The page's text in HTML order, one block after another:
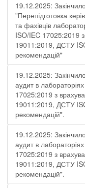
19.12.2025:
"Перепідготовка
та фахівців
ISO/IEC 17025:2019
19011:2019, ДСТУ
рекомендацій"
19.12.2025:
аудит в
17025:2019 з
19011:2019, ДСТУ
рекомендацій".
19.12.2025:
аудит в
17025:2019 з
19011:2019, ДСТУ
рекомендацій".